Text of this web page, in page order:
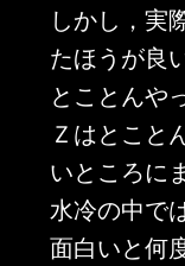
しかし，実
たほうが良
とことんや
Ｚはとこと
いところに
水冷の中で
面白いと何